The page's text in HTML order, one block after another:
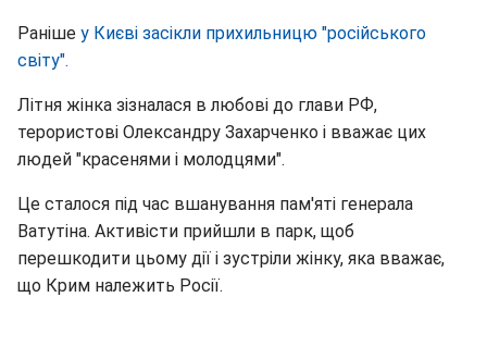
Раніше у Києві засікли прихильницю "російського
світу".
Літня жінка зізналася в любові до глави РФ,
терористові Олександру Захарченко і вважає цих
людей "красенями і молодцями".
Це сталося під час вшанування пам'яті генерала
Ватутіна. Активісти прийшли в парк, щоб
перешкодити цьому дії і зустріли жінку, яка вважає,
що Крим належить Росії.